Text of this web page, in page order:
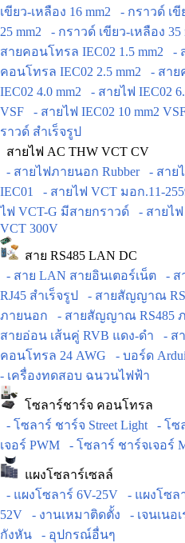
เขียว-เหลือง 16 mm2
- กราวด์ เขี
25 mm2
- กราวด์ เขียว-เหลือง 35
สายคอนโทรล IEC02 1.5 mm2
-
คอนโทรล IEC02 2.5 mm2
- สาย
IEC02 4.0 mm2
- สายไฟ IEC02
VSF
- สายไฟ IEC02 10 mm2
ราวด์ สำเร็จรูป
สายไฟ AC THW VCT CV
- สายไฟภายนอก Rubber
- สาย
IEC01
- สายไฟ VCT มอก.11-
ไฟ VCT-G มีสายกราวด์
- สายไฟ
VCT 300V
สาย RS485 LAN DC
- สาย LAN สายอินเตอร์เน็ต
- ส
RJ45 สำเร็จรูป
- สายสัญญาณ
ภายนอก
- สายสัญญาณ RS485
สายอ่อน เส้นคู่ RVB แดง-ดำ
- ส
คอนโทรล 24 AWG
- บอร์ด
- เครื่องทดสอบ ฉนวนไฟฟ้า
โซลาร์ชาร์จ คอนโทรล
- โซลาร์ ชาร์จ Street Light
- โซ
เจอร์ PWM
- โซลาร์ ชาร์จเจอร์
แผงโซลาร์เซลล์
- แผงโซลาร์ 6V-25V
- แผงโซล
52V
- งานเหมาติดตั้ง
- เจนเนอ
กังหัน
- อุปกรณ์อื่นๆ